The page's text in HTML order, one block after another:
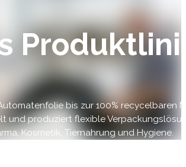
bis zur 100% recycelbaren
und produziert flexible
Kosmetik, Tiernahrung und Hygiene.